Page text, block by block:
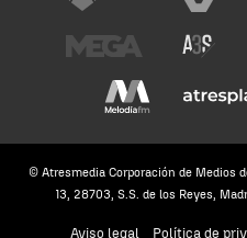
© Atresmedia Corporación de Medios
13, 28703, S.S. de los Reyes,
Aviso legal Política de